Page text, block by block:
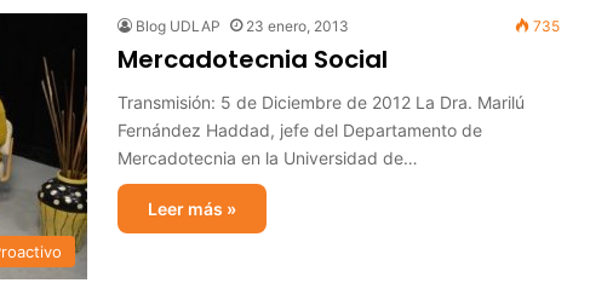
Blog UDLAP 23 enero, 2013 735
Mercadotecnia Social
Transmisión: 5 de Diciembre de 2012 La Dra. Marilú
Fernández Haddad, jefe del Departamento de
Mercadotecnia en la Universidad de…
Leer más »